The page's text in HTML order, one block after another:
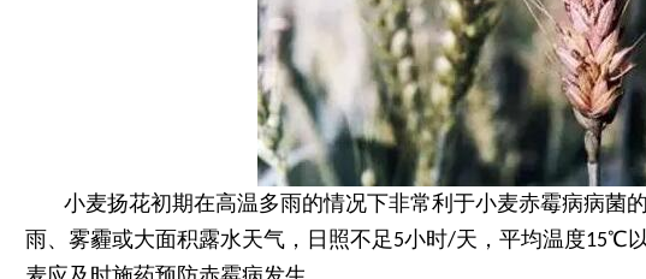
小麦扬花初期在高温多雨的情况下非常利于小麦赤霉病病菌
雨、雾霾或大面积露水天气，日照不足 5小时/天，平均温度15℃